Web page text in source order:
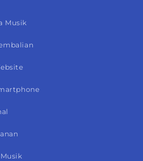
Musik